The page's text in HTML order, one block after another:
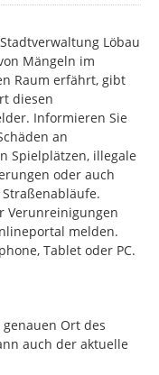
Löbau
Mängeln im
Raum erfährt, gibt
diesen
Informieren Sie
an
Spielplätzen, illegale
oder auch
Verunreinigungen
melden.
Tablet oder PC.
Ort des
auch der aktuelle